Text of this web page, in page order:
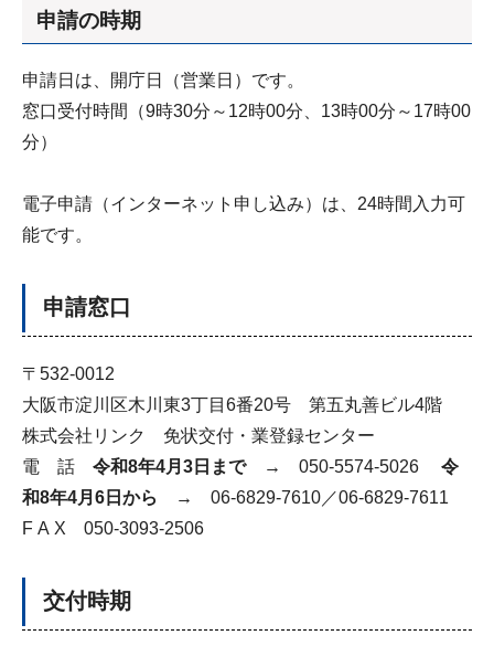
申請の時期
申請日は、開庁日（営業日）です。
窓口受付時間（9時30分～12時00分、13時00分～17時00
分）
電子申請（インターネット申し込み）は、24時間入力可
能です。
申請窓口
〒532-0012
大阪市淀川区木川東3丁目6番20号 第五丸善ビル4階
株式会社リンク 免状交付・業登録センター
電 話 令和8年4月3日まで → 050-5574-5026 令
和8年4月6日から → 06-6829-7610／06-6829-7611
F A X 050-3093-2506
交付時期